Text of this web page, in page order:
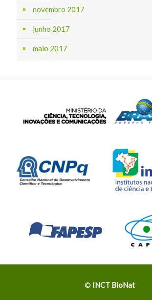
novembro 2017
junho 2017
maio 2017
© INCT BioNat